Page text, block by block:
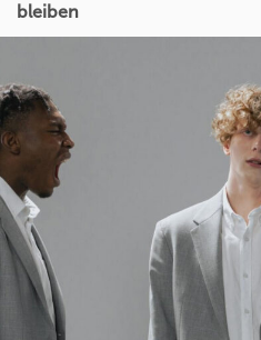
bleiben